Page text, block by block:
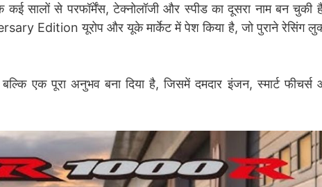
कई सालों से परफॉर्मेंस, टेक्नोलॉजी और स्पीड का दूसरा नाम बन चुकी
Edition यूरोप और यूके मार्केट में पेश किया है, जो पुराने रेसिंग
एक पूरा अनुभव बना दिया है, जिसमें दमदार इंजन, स्मार्ट फीचर्स